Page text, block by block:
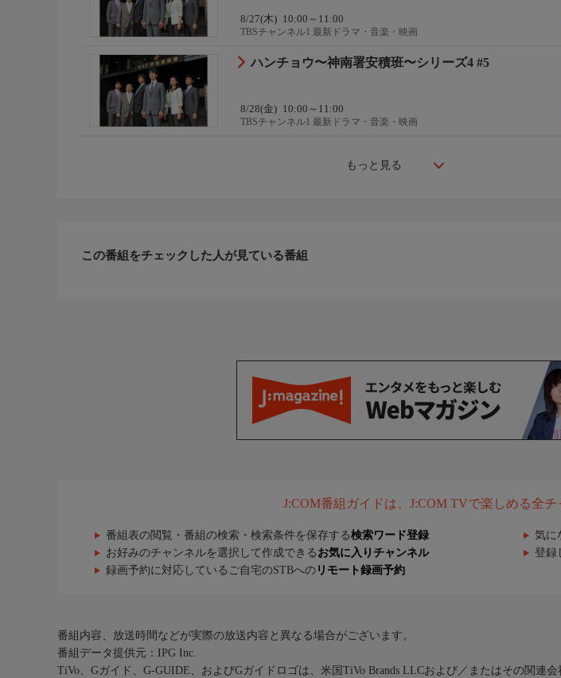
8/27(木) 10:00～11:00
TBSチャンネル1 最新ドラマ・音楽・映画
ハンチョウ〜神南署安積班〜シリーズ4 #5
8/28(金) 10:00～11:00
TBSチャンネル1 最新ドラマ・音楽・映画
もっと見る
この番組をチェックした人が見ている番組
J:COM番組ガイドは、J:COM TVで楽しめる全
番組表の閲覧・番組の検索・検索条件を保存する検索ワード登録 気に
お好みのチャンネルを選択して作成できる お気に入りチャンネル 登録
録画予約に対応しているご自宅のSTBへの リモート録画予約
番組内容、放送時間などが実際の放送内容と異なる場合がございます。
番組データ提供元：IPG Inc.
TiVo、Gガイド、G-GUIDE、およびGガイドロゴは、米国TiVo Brands LLCおよび／またはその関連